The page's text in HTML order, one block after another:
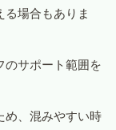
場合もありま
のサポート範囲を
め、混みやすい時